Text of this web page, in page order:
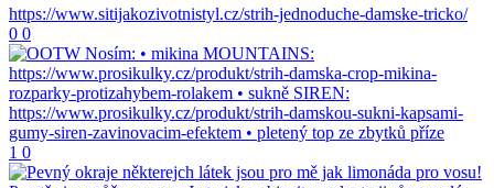
0 0
1 0